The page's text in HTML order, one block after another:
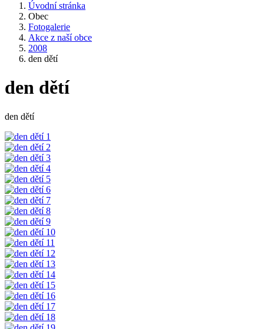
Úvodní stránka
Obec
Fotogalerie
Akce z naší obce
2008
den dětí
den dětí
den dětí